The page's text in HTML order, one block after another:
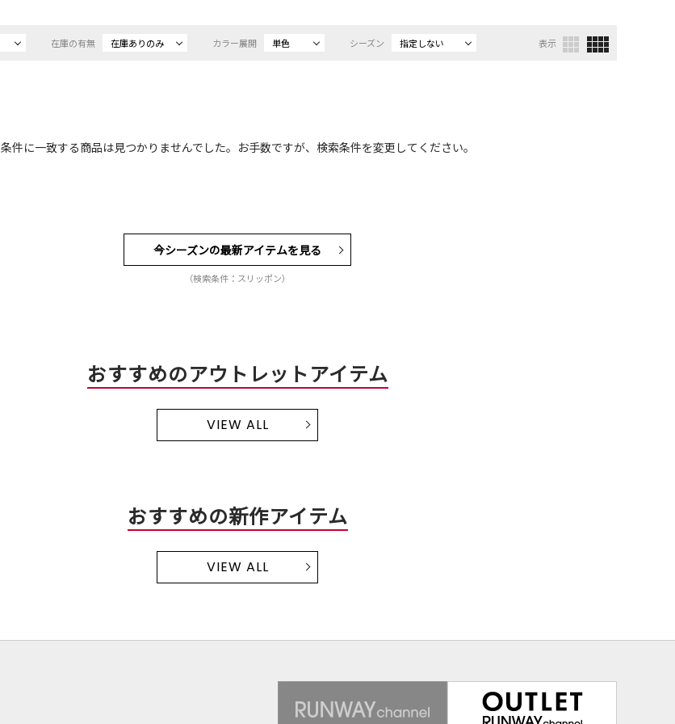
在庫の有無 在庫ありのみ カラー展開 単色 シーズン 指定しない 表示
条件に一致する商品は見つかりませんでした。お手数ですが、検索条件を変更してください。
今シーズンの最新アイテムを見る
（検索条件：スリッポン）
おすすめのアウトレットアイテム
VIEW ALL
おすすめの新作アイテム
VIEW ALL